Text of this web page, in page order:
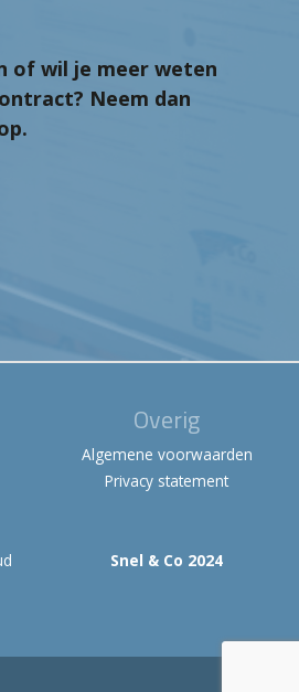
of wil je meer weten
Neem dan
Overig
Algemene voorwaarden
Privacy statement
Snel & Co 2024